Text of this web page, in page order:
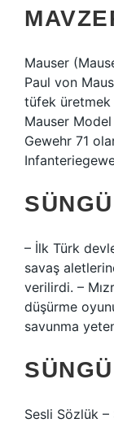
Mauser
Paul von
tüfek üretmek
Mauser Model
Gewehr 71
– İlk Türk
savaş
verilirdi. –
düşürme
savunma
Sesli Sözlük –